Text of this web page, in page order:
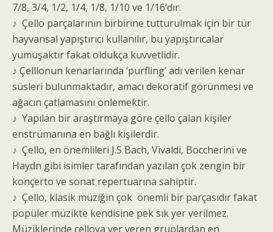
7/8, 3/4, 1/2, 1/4, 1/8, 1/10 ve 1/16’dır.
♪ Çello parçalarının birbirine tutturulmak için bir tür
hayvansal yapıştırıcı kullanılır, bu yapıştırıcalar
yumuşaktır fakat oldukça kuvvetlidir.
♪ Çelllonun kenarlarında ‘purfling’ adı verilen kenar
süsleri bulunmaktadır, amacı dekoratif görünmesi ve
ağacın çatlamasını önlemektir.
♪ Yapılan bir araştırmaya göre çello çalan kişiler
enstrümanına en bağlı kişilerdir.
♪ Çello, en önemlileri J.S Bach, Vivaldi, Boccherini ve
Haydn gibi isimler tarafından yazılan çok zengin bir
konçerto ve sonat repertuarına sahiptir.
♪ Çello, klasik müziğin çok önemli bir parçasıdır fakat
popüler müzikte kendisine pek sık yer verilmez.
Müziklerinde çelloya yer veren gruplardan en